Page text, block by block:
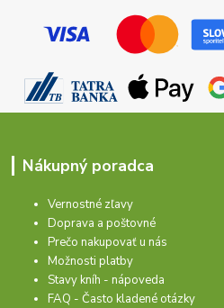
Nákupný poradca
Vernostné zľavy
Doprava a poštovné
Prečo nakupovať u nás
Možnosti platby
Stavy kníh - nápoveda
FAQ - Často kladené otázky